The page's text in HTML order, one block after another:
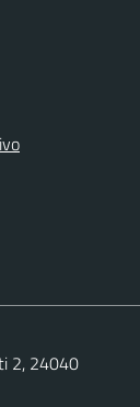
2, 24040